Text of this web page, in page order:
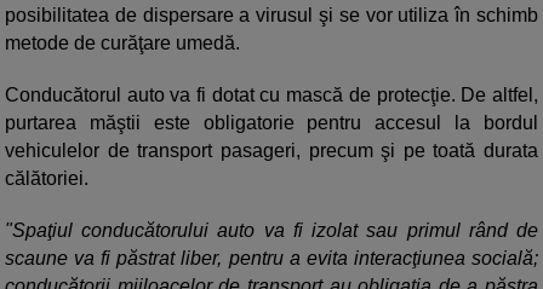
posibilitatea de dispersare a virusul şi se vor utiliza în schimb
metode de curăţare umedă.
Conducătorul auto va fi dotat cu mască de protecţie. De altfel,
purtarea măştii este obligatorie pentru accesul la bordul
vehiculelor de transport pasageri, precum şi pe toată durata
călătoriei.
"Spaţiul conducătorului auto va fi izolat sau primul rând de
scaune va fi păstrat liber, pentru a evita interacţiunea socială;